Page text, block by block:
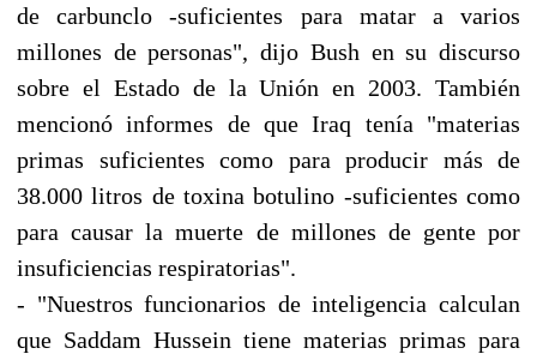
de carbunclo -suficientes para matar a varios
millones de personas", dijo Bush en su discurso
sobre el Estado de la Unión en 2003. También
mencionó informes de que Iraq tenía "materias
primas suficientes como para producir más de
38.000 litros de toxina botulino -suficientes como
para causar la muerte de millones de gente por
insuficiencias respiratorias".
- "Nuestros funcionarios de inteligencia calculan
que Saddam Hussein tiene materias primas para